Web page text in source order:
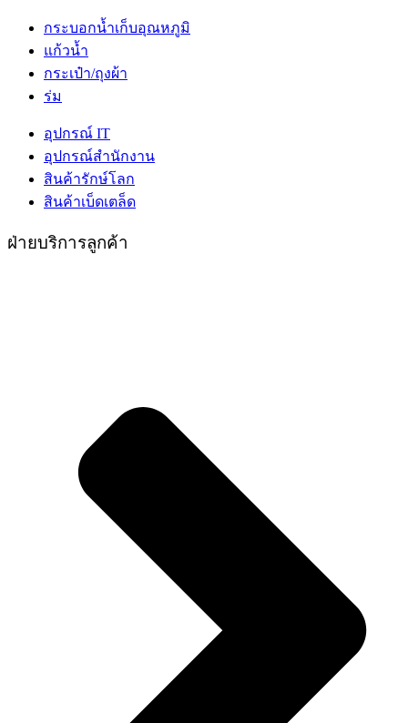
กระบอกน้ำเก็บอุณหภูมิ
แก้วน้ำ
กระเป๋า/ถุงผ้า
ร่ม
อุปกรณ์ IT
อุปกรณ์สำนักงาน
สินค้ารักษ์โลก
สินค้าเบ็ดเตล็ด
ฝ่ายบริการลูกค้า